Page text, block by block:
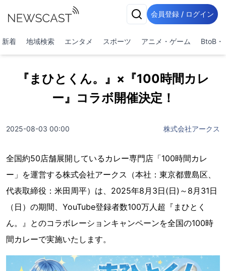
会員登録 / ログイン
新着 地域検索 エンタメ スポーツ アニメ・ゲーム BtoB・
『まひとくん。』×『100時間カレ
ー』コラボ開催決定！
2025-08-03 00:00 株式会社アークス
全国約50店舗展開しているカレー専門店「100時間カレ
ー」を運営する株式会社アークス（本社：東京都豊島区、
代表取締役：米田周平）は、2025年8月3日(日)～8月31日
（日）の期間、YouTube登録者数100万人超『まひとく
ん。』とのコラボレーションキャンペーンを全国の100時
間カレーで実施いたします。